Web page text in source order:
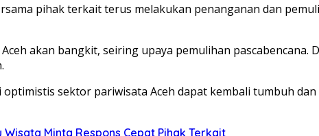
pihak terkait terus melakukan penanganan dan
akan bangkit, seiring upaya pemulihan
sektor pariwisata Aceh dapat kembali tumbuh
Minta Respons Cepat Pihak Terkait